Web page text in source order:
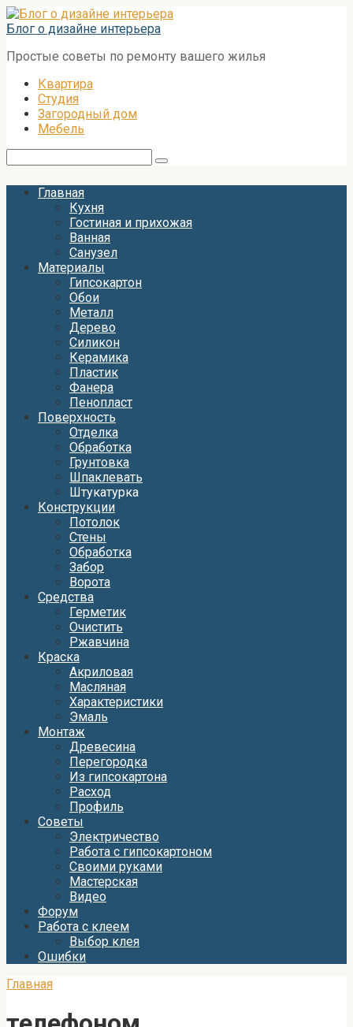
Перейти
к
Блог о дизайне интерьера
Простые советы по ремонту вашего жилья
Квартира
Студия
Загородный дом
Мебель
Главная
Кухня
Гостиная и прихожая
Ванная
Санузел
Материалы
Гипсокартон
Обои
Металл
Дерево
Силикон
Керамика
Пластик
Фанера
Пенопласт
Поверхность
Отделка
Обработка
Грунтовка
Шпаклевать
Штукатурка
Конструкции
Потолок
Стены
Обработка
Забор
Ворота
Средства
Герметик
Очистить
Ржавчина
Краска
Акриловая
Масляная
Характеристики
Эмаль
Монтаж
Древесина
Перегородка
Из гипсокартона
Расход
Профиль
Советы
Электричество
Работа с гипсокартоном
Своими руками
Мастерская
Видео
Форум
Работа с клеем
Выбор клея
Ошибки
Главная